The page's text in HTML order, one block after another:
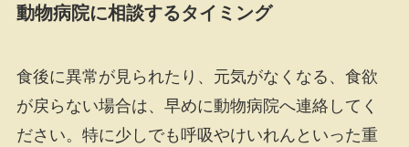
動物病院に相談するタイミング
食後に異常が見られたり、元気がなくなる、食欲
が戻らない場合は、早めに動物病院へ連絡してく
ださい。特に少しでも呼吸やけいれんといった重